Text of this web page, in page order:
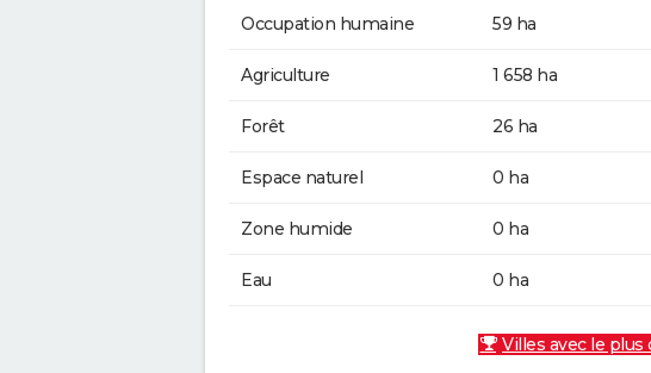
Occupation humaine 59 ha
Agriculture 1 658 ha
Forêt 26 ha
Espace naturel 0 ha
Zone humide 0 ha
Eau 0 ha
Villes avec le plus